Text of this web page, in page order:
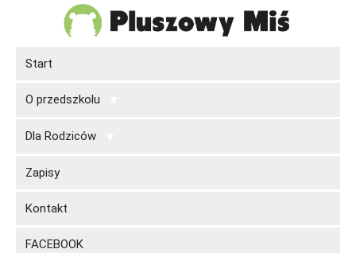
Start
O przedszkolu
Dla Rodziców
Zapisy
Kontakt
FACEBOOK